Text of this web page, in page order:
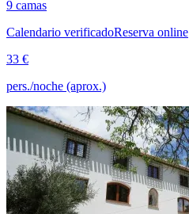
9 camas
Calendario verificadoReserva online
33 €
pers./noche (aprox.)